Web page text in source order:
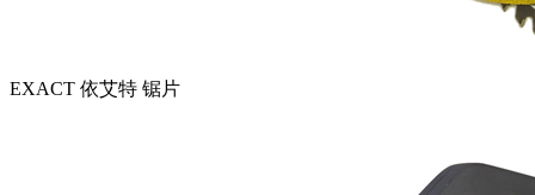
EXACT 依艾特 锯片